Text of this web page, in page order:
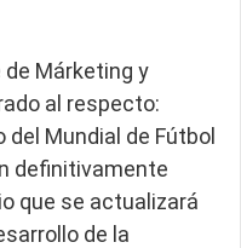
Márketing y
al respecto:
Mundial de Fútbol
definitivamente
que se actualizará
de la